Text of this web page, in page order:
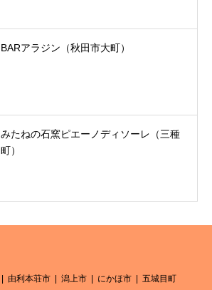
BARアラジン（秋田市大町）
みたねの石窯ピエーノディソーレ（三種
町）
由利本荘市 潟上市 にかほ市
五城目町